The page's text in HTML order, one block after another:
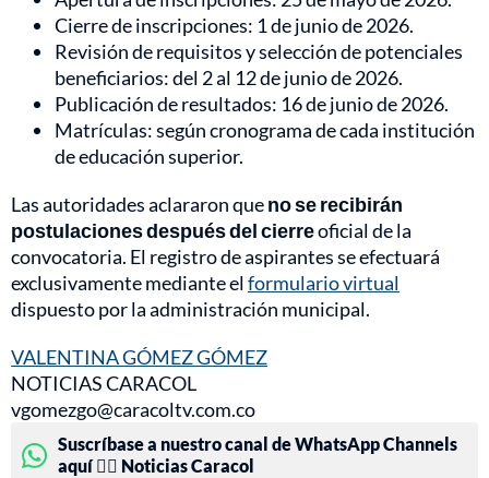
Cierre de inscripciones: 1 de junio de 2026.
Revisión de requisitos y selección de potenciales
beneficiarios: del 2 al 12 de junio de 2026.
Publicación de resultados: 16 de junio de 2026.
Matrículas: según cronograma de cada institución
de educación superior.
Las autoridades aclararon queno se recibirán
postulaciones después del cierreoficial de la
convocatoria. El registro de aspirantes se efectuará
exclusivamente mediante elformulario virtual
dispuesto por la administración municipal.
VALENTINA GÓMEZ GÓMEZ
NOTICIAS CARACOL
vgomezgo@caracoltv.com.co
Suscríbase a nuestro canal de WhatsApp Channels
aquí 👉🏻 Noticias Caracol